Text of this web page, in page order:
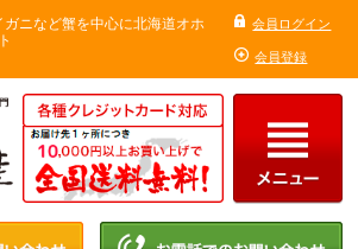
ニなど蟹を中心に北海道オホ
会員ログイン
会員登録